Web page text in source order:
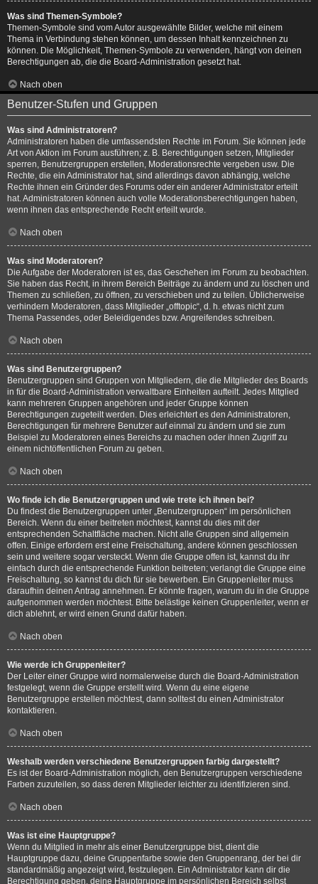
Was sind Themen-Symbole?
Themen-Symbole sind vom Autor ausgewählte Bilder, welche mit einem
Thema in Verbindung stehen können, um dessen Inhalt kennzeichnen zu
können. Die Möglichkeit, Themen-Symbole zu verwenden, hängt von deinen
Berechtigungen ab, die die Board-Administration gesetzt hat.
Nach oben
Benutzer-Stufen und Gruppen
Was sind Administratoren?
Administratoren haben die umfassendsten Rechte im Forum. Sie können jede
Art von Aktion im Forum ausführen; z. B. Berechtigungen setzen, Mitglieder
sperren, Benutzergruppen erstellen, Moderationsrechte vergeben usw. Die
Rechte, die ein Administrator hat, sind allerdings davon abhängig, welche
Rechte ihnen ein Gründer des Forums oder ein anderer Administrator erteilt
hat. Administratoren können auch volle Moderationsberechtigungen haben,
wenn ihnen das entsprechende Recht erteilt wurde.
Nach oben
Was sind Moderatoren?
Die Aufgabe der Moderatoren ist es, das Geschehen im Forum zu beobachten.
Sie haben das Recht, in ihrem Bereich Beiträge zu ändern und zu löschen und
Themen zu schließen, zu öffnen, zu verschieben und zu teilen. Üblicherweise
verhindern Moderatoren, dass Mitglieder „offtopic“, d. h. etwas nicht zum
Thema Passendes, oder Beleidigendes bzw. Angreifendes schreiben.
Nach oben
Was sind Benutzergruppen?
Benutzergruppen sind Gruppen von Mitgliedern, die die Mitglieder des Boards
in für die Board-Administration verwaltbare Einheiten aufteilt. Jedes Mitglied
kann mehreren Gruppen angehören und jeder Gruppe können
Berechtigungen zugeteilt werden. Dies erleichtert es den Administratoren,
Berechtigungen für mehrere Benutzer auf einmal zu ändern und sie zum
Beispiel zu Moderatoren eines Bereichs zu machen oder ihnen Zugriff zu
einem nichtöffentlichen Forum zu geben.
Nach oben
Wo finde ich die Benutzergruppen und wie trete ich ihnen bei?
Du findest die Benutzergruppen unter „Benutzergruppen“ im persönlichen
Bereich. Wenn du einer beitreten möchtest, kannst du dies mit der
entsprechenden Schaltfläche machen. Nicht alle Gruppen sind allgemein
offen. Einige erfordern erst eine Freischaltung, andere können geschlossen
sein und weitere sogar versteckt. Wenn die Gruppe offen ist, kannst du ihr
einfach durch die entsprechende Funktion beitreten; verlangt die Gruppe eine
Freischaltung, so kannst du dich für sie bewerben. Ein Gruppenleiter muss
daraufhin deinen Antrag annehmen. Er könnte fragen, warum du in die Gruppe
aufgenommen werden möchtest. Bitte belästige keinen Gruppenleiter, wenn er
dich ablehnt, er wird einen Grund dafür haben.
Nach oben
Wie werde ich Gruppenleiter?
Der Leiter einer Gruppe wird normalerweise durch die Board-Administration
festgelegt, wenn die Gruppe erstellt wird. Wenn du eine eigene
Benutzergruppe erstellen möchtest, dann solltest du einen Administrator
kontaktieren.
Nach oben
Weshalb werden verschiedene Benutzergruppen farbig dargestellt?
Es ist der Board-Administration möglich, den Benutzergruppen verschiedene
Farben zuzuteilen, so dass deren Mitglieder leichter zu identifizieren sind.
Nach oben
Was ist eine Hauptgruppe?
Wenn du Mitglied in mehr als einer Benutzergruppe bist, dient die
Hauptgruppe dazu, deine Gruppenfarbe sowie den Gruppenrang, der bei dir
standardmäßig angezeigt wird, festzulegen. Ein Administrator kann dir die
Berechtigung geben, deine Hauptgruppe im persönlichen Bereich selbst